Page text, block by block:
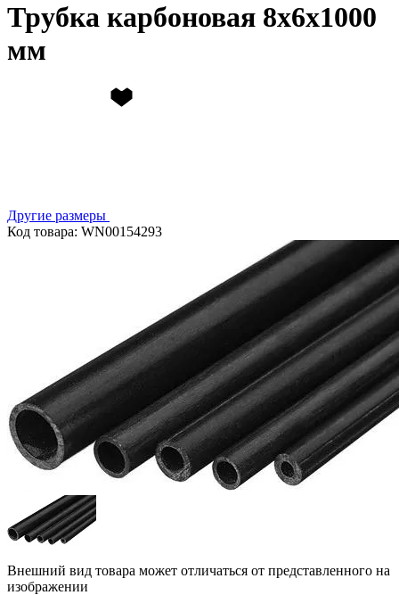
Трубка карбоновая 8х6х1000
мм
Другие размеры
Код товара: WN00154293
Внешний вид товара может отличаться от представленного на
изображении